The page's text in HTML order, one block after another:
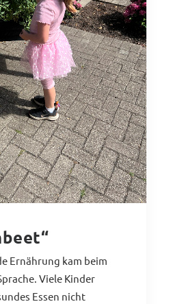
Ernährung kam beim
Viele Kinder
Essen nicht